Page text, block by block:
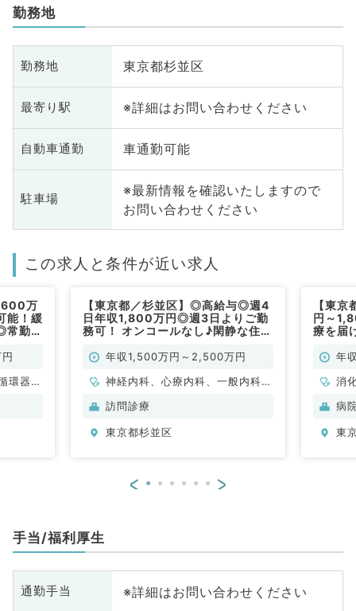
勤務地
勤務地 東京都杉並区
最寄り駅 ※詳細はお問い合わせください
自動車通勤 車通勤可能
駐車場
※最新情報を確認いたしますので
お問い合わせください
この求人と条件が近い求人
万
能！緩
常勤医
環器内
【東京都／杉並区】◎高給与◎週4
日年収1,800万円◎週3日よりご勤
務可！ オンコールなし♪閑静な住宅
常勤）年収1,500万円～2,500万円
神経内科、心療内科、一般内科、
循環器内科、呼吸器内科、消化器
科、老年内科、膠原病科
訪問診療
東京都杉並区
【東
円～
療を届
年
消
病
東
< >
手当/福利厚生
通勤手当 ※詳細はお問い合わせください